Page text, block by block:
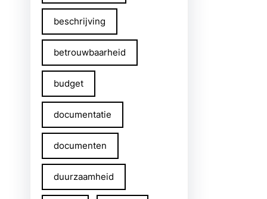
beschrijving
betrouwbaarheid
budget
documentatie
documenten
duurzaamheid